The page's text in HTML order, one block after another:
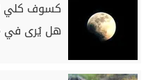
هل يُرى في